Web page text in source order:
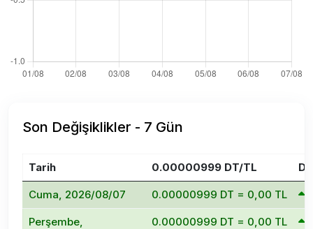
Son Değişiklikler - 7 Gün
Tarih 0.00000999 DT/TL
Cuma, 2026/08/07 0.00000999 DT = 0,00 TL
Perşembe,
0.00000999 DT = 0,00 TL